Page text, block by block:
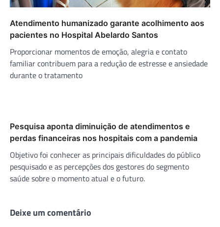
Atendimento humanizado garante acolhimento aos
pacientes no Hospital Abelardo Santos
Proporcionar momentos de emoção, alegria e contato
familiar contribuem para a redução de estresse e ansiedade
durante o tratamento
Pesquisa aponta diminuição de atendimentos e
perdas financeiras nos hospitais com a pandemia
Objetivo foi conhecer as principais dificuldades do público
pesquisado e as percepções dos gestores do segmento
saúde sobre o momento atual e o futuro.
Deixe um comentário